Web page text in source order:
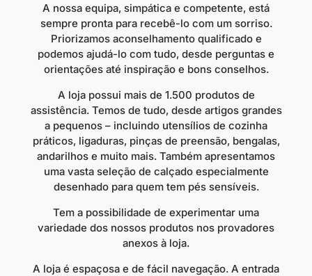
A nossa equipa, simpática e competente, está
sempre pronta para recebê-lo com um sorriso.
Priorizamos aconselhamento qualificado e
podemos ajudá-lo com tudo, desde perguntas e
orientações até inspiração e bons conselhos.
A loja possui mais de 1.500 produtos de
assistência. Temos de tudo, desde artigos grandes
a pequenos – incluindo utensílios de cozinha
práticos, ligaduras, pinças de preensão, bengalas,
andarilhos e muito mais. Também apresentamos
uma vasta seleção de calçado especialmente
desenhado para quem tem pés sensíveis.
Tem a possibilidade de experimentar uma
variedade dos nossos produtos nos provadores
anexos à loja.
A loja é espaçosa e de fácil navegação. A entrada